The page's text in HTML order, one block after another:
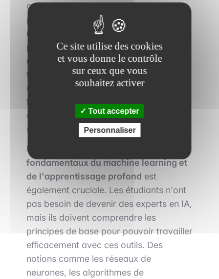
compétences deviennent
particulièrement importantes.
maîtrise des bases de la
programmation, notamment en Python,
est désormais essentielle pour
travailler avec les outils d'IA.
compétence permet de comprendre le
fonctionnement des algorithmes et
d'adapter les modèles aux besoins
spécifiques de l'analyse financière.
Une compréhension des concepts
fondamentaux du machine learning et
de l'apprentissage profond est
également cruciale. Les étudiants n'ont
pas besoin de devenir des experts en IA,
mais ils doivent comprendre les
principes de base pour pouvoir travailler
efficacement avec ces outils. Des
notions comme les réseaux de
neurones, les algorithmes de
Ce site utilise des cookies
et vous donne le contrôle
sur ceux que vous
souhaitez activer
Tout accepter
Personnaliser